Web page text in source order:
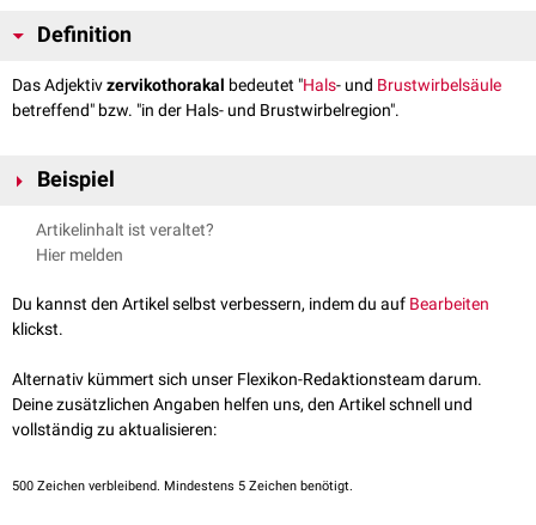
Definition
Das Adjektivzervikothorakal bedeutet "Hals- und Brustwirbelsäule
betreffend" bzw. "in der Hals- und Brustwirbelregion".
Beispiel
Zervikothorakaler Übergang
Artikelinhalt ist veraltet?
Hier melden
Du kannst den Artikel selbst verbessern, indem du auf Bearbeiten
klickst.
Alternativ kümmert sich unser Flexikon-Redaktionsteam darum.
Deine zusätzlichen Angaben helfen uns, den Artikel schnell und
vollständig zu aktualisieren:
500 Zeichen verbleibend. Mindestens 5 Zeichen benötigt.